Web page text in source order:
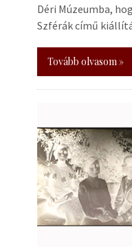
Déri Múzeumba,
Szférák című
Tovább olvasom »